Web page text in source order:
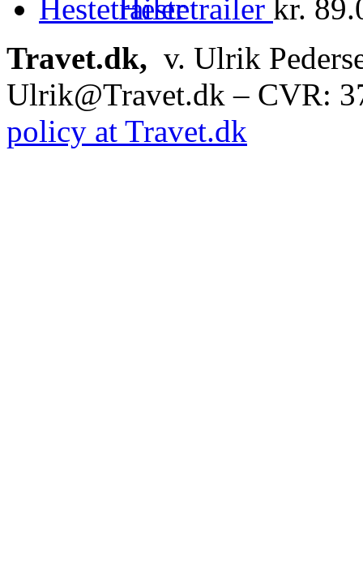
Hestetrailer kr.
Travet.dk, v. Ulrik
Ulrik@Travet.dk – CVR:
policy at Travet.dk